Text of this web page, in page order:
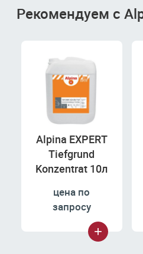
Рекомендуем с
Alpina EXPERT
Tiefgrund
Konzentrat 10л
цена по
запросу